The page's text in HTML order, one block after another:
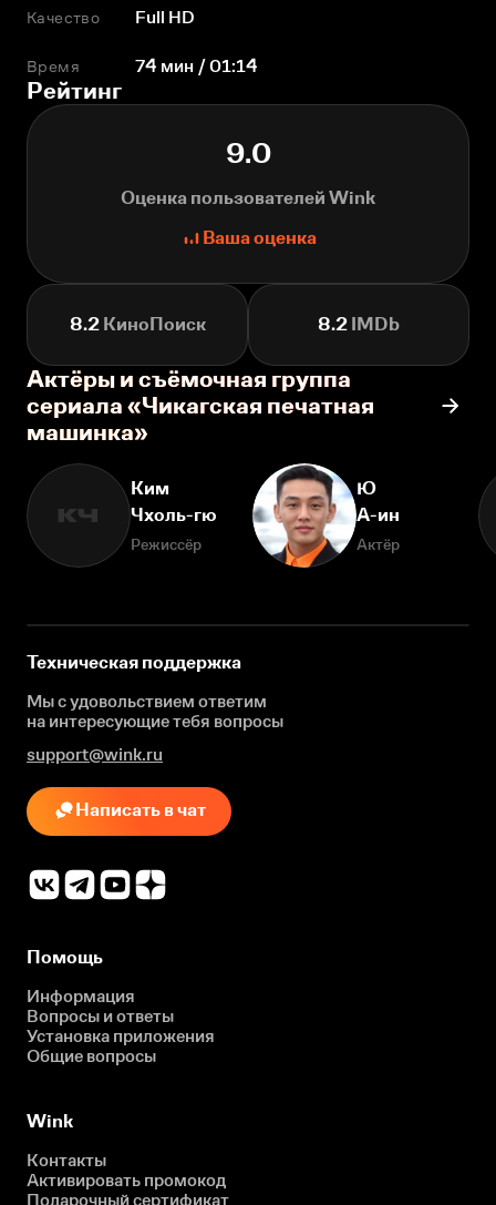
Качество Full HD
Время 74 мин / 01:14
Рейтинг
9.0
Оценка пользователей Wink
Ваша оценка
8.2КиноПоиск 8.2 IMDb
Актёры и съёмочная группа
сериала «Чикагская печатная
машинка»
КЧ
Ким
Чхоль-гю
Режиссёр
Ю
А-ин
Актёр
Техническая поддержка
Мы с удовольствием ответим
на интересующиетебя вопросы
support@wink.ru
Написать в чат
Помощь
Информация
Вопросы и ответы
Установка приложения
Общие вопросы
Wink
Контакты
Активировать промокод
Подарочный сертификат